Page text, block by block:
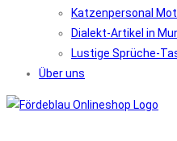
Katzenpersonal
Dialekt-Artikel in
Lustige Sprüche-
Über uns